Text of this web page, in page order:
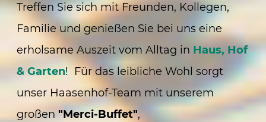
Treffen Sie sich mit Freunden, Kollegen,
Familie und genießen Sie bei uns eine
erholsame Auszeit vom Alltag in Haus, Hof
& Garten! Für das leibliche Wohl sorgt
unser Haasenhof-Team mit unserem
großen "Merci-Buffet",